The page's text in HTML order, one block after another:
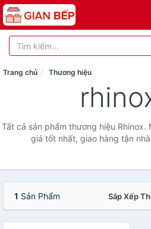
Trang chủ Thương hiệu
Tất cả sản phẩm thương hiệu Rhinox.
giá tốt nhất, giao hàng tận
1 Sản Phẩm Sắp Xếp